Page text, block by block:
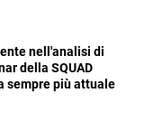
nell'analisi di
della SQUAD
sempre più attuale